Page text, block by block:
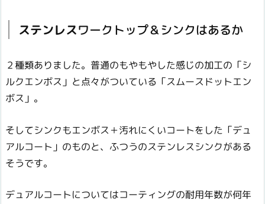
ステンレスワークトップ＆シンクはあるか
２種類ありました。普通のもやもやした感じの加工の「シ
ルクエンボス」と点々がついている「スムースドットエン
ボス」。
そしてシンクもエンボス＋汚れにくいコートをした「デュ
アルコート」のものと、ふつうのステンレスシンクがある
そうです。
デュアルコートについてはコーティングの耐用年数が何年